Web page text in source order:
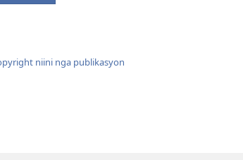
niini nga publikasyon